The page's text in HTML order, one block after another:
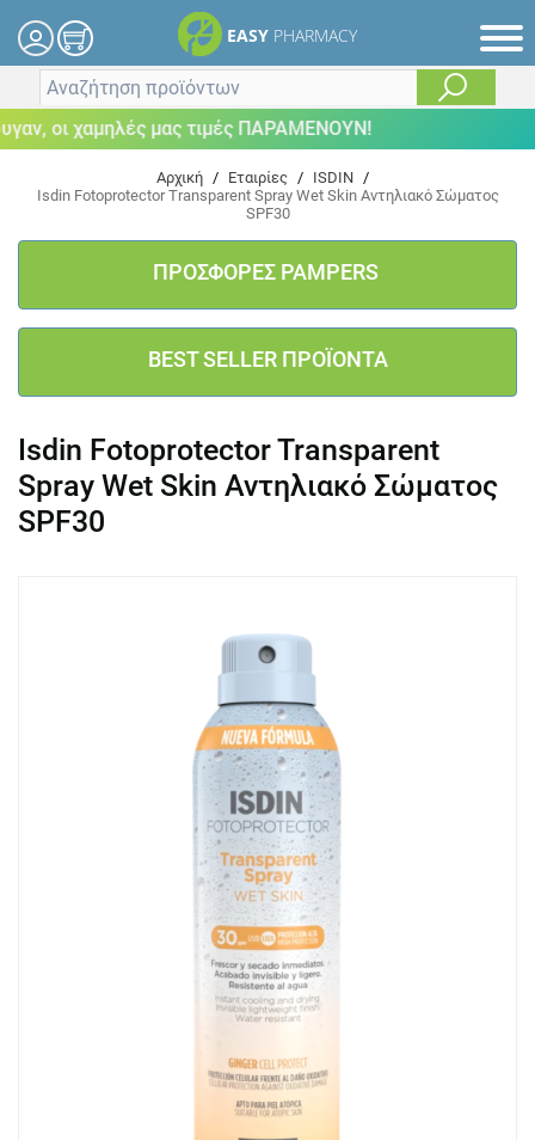
EASY PHARMACY
οι χαμηλές μας τιμές ΠΑΡΑΜΕΝΟΥΝ!
Αρχική / Εταιρίες / ISDIN /
Isdin Fotoprotector Transparent Spray Wet Skin Αντηλιακό Σώματος
SPF30
ΠΡΟΣΦΟΡΕΣ PAMPERS
BEST SELLER ΠΡΟΪΟΝΤΑ
Isdin Fotoprotector Transparent
Spray Wet Skin Αντηλιακό Σώματος
SPF30